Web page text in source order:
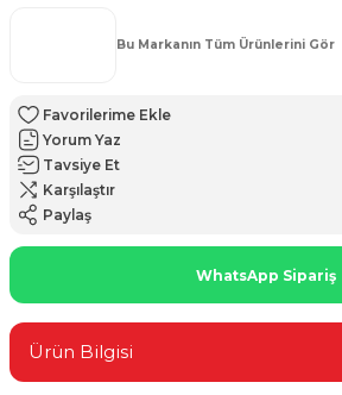
Bu Markanın Tüm Ürünlerini Gör
Yorum Yaz
Tavsiye Et
Karşılaştır
Paylaş
WhatsApp Sipariş
Ürün Bilgisi